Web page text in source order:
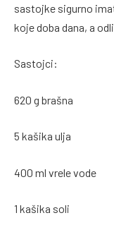
sastojke sigurno
koje doba dana, a
Sastojci:
620 g brašna
5 kašika ulja
400 ml vrele vode
1 kašika soli